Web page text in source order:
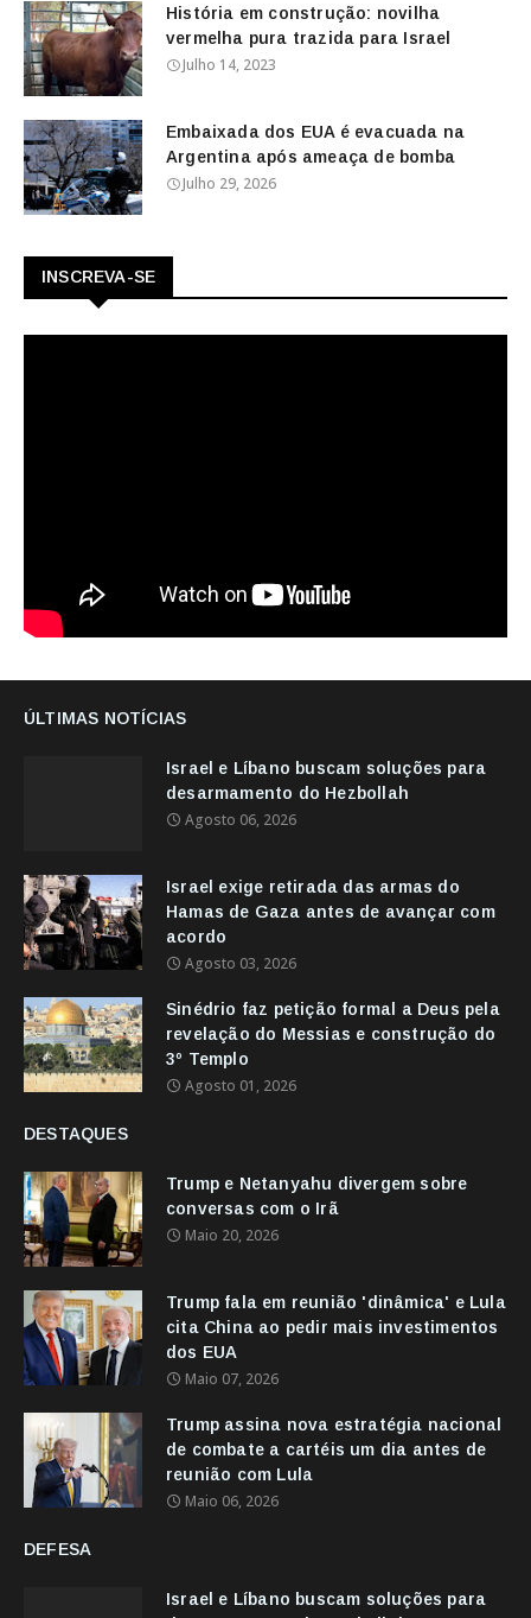
História em construção: novilha
vermelha pura trazida para Israel
Julho 14, 2023
Embaixada dos EUA é evacuada na
Argentina após ameaça de bomba
Julho 29, 2026
INSCREVA-SE
ÚLTIMAS NOTÍCIAS
Israel e Líbano buscam soluções para
desarmamento do Hezbollah
Agosto 06, 2026
Israel exige retirada das armas do
Hamas de Gaza antes de avançar com
acordo
Agosto 03, 2026
Sinédrio faz petição formal a Deus pela
revelação do Messias e construção do
3º Templo
Agosto 01, 2026
DESTAQUES
Trump e Netanyahu divergem sobre
conversas com o Irã
Maio 20, 2026
Trump fala em reunião 'dinâmica' e Lula
cita China ao pedir mais investimentos
dos EUA
Maio 07, 2026
Trump assina nova estratégia nacional
de combate a cartéis um dia antes de
reunião com Lula
Maio 06, 2026
DEFESA
Israel e Líbano buscam soluções para